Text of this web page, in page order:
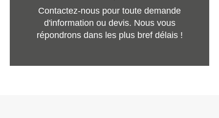
Contactez-nous pour toute demande
d'information ou devis. Nous vous
répondrons dans les plus bref délais !